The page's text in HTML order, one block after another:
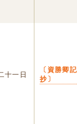
十一日
〔資勝卿記
抄〕